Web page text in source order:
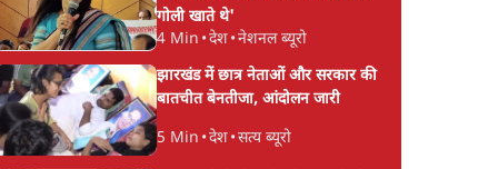
टेलीग्राम की तरफ मुड़े
गोली खाते थे'
4 Min •देश•नेशनल ब्यूरो
झारखंड में छात्र नेताओं और सरकार की
बातचीत बेनतीजा, आंदोलन जारी
5 Min •देश•सत्य ब्यूरो